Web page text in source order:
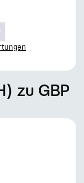
zu GBP